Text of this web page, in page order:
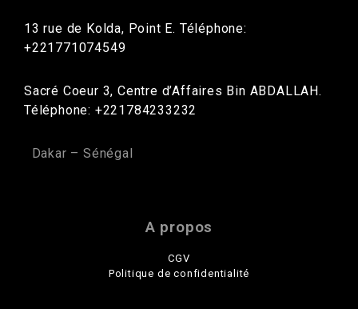
13 rue de Kolda, Point E. Téléphone:
+221771074549
Sacré Coeur 3, Centre d’Affaires Bin ABDALLAH.
Téléphone: +221784233232
Dakar – Sénégal
A propos
CGV
Politique de confidentialité